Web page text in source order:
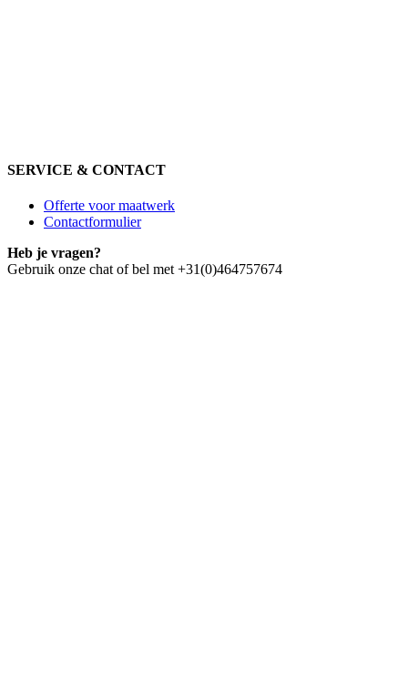
SERVICE & CONTACT
Offerte voor maatwerk
Contactformulier
Heb je vragen?
Gebruik onze chat of bel met +31(0)464757674